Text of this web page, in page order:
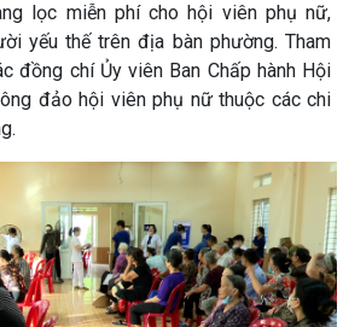
lọc miễn phí cho hội viên phụ nữ,
yếu thế trên địa bàn phường. Tham
đồng chí Ủy viên Ban Chấp hành Hội
đảo hội viên phụ nữ thuộc các chi